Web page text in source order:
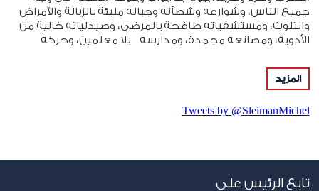
جميع الناس، وشوارعه وشطآنه وجباله مليئة بالزبالة والآمراض
والتلوث، ومستشفياته طافحة بالمرضى، وصيدلياته خالية من
الأدوية، ومصانعه مجمدة، ومدارسه بلا معلمين، وحركة
من الحريق التالي، وهل تكون غيمة الفطر سوداء أم برتقالية
أم رمادية.
على فقرها، وجدت انه من الواجب ان تعطف علينا بشيء من
يفلوا. هذه المرة اسباب الهجرة تماماً مثل اسباب سفر برلك.
المزيد
Tweets by @SleimanMichel
تابع الرئيس على